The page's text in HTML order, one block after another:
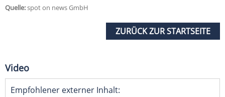
Quelle:spot on news GmbH
ZURÜCK ZUR STARTSEITE
Video
Empfohlener externer Inhalt: